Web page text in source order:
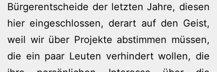
Bürgerentscheide der letzten Jahre, diesen
hier eingeschlossen, derart auf den Geist,
weil wir über Projekte abstimmen müssen,
die ein paar Leuten verhindert wollen, die